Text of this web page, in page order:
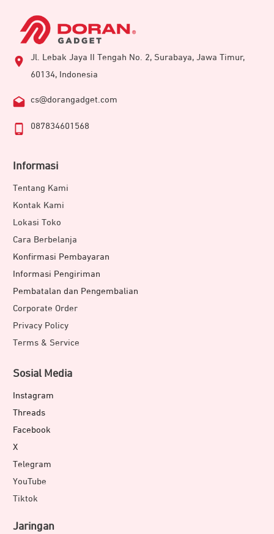
Jl. Lebak Jaya II Tengah No. 2, Surabaya, Jawa Timur,
60134, Indonesia
cs@dorangadget.com
087834601568
Informasi
Tentang Kami
Kontak Kami
Lokasi Toko
Cara Berbelanja
Konfirmasi Pembayaran
Informasi Pengiriman
Pembatalan dan Pengembalian
Corporate Order
Privacy Policy
Terms & Service
Sosial Media
Instagram
Threads
Facebook
X
Telegram
YouTube
Tiktok
Jaringan